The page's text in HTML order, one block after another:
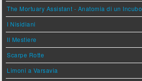
The Mortuary Assistant - Anatomia di un Incubo
I Nisidiani
Il Mestiere
Scarpe Rotte
Limoni a Varsavia